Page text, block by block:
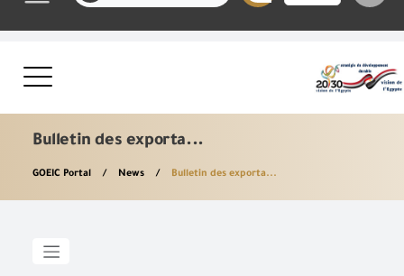
Bulletin des exporta...
GOEIC Portal News Bulletin des exporta...